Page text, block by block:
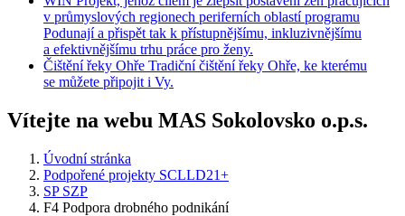
v průmyslových regionech periferních oblastí programu
Podunají a přispět tak k přístupnějšímu, inkluzivnějšímu
a efektivnějšímu trhu práce pro ženy.
Čištěnířeky Ohře Tradiční čištění řeky Ohře, ke kterému
se můžete připojit i Vy.
Vítejte na webu MAS Sokolovsko o.p.s.
Úvodní stránka
Podpořené projekty SCLLD21+
SP SZP
F4 Podpora drobného podnikání